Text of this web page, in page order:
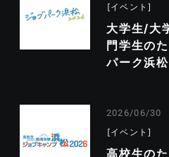
イベント
大学生/大
門学生の
パーク浜
2026/06/30
イベント
高校生の